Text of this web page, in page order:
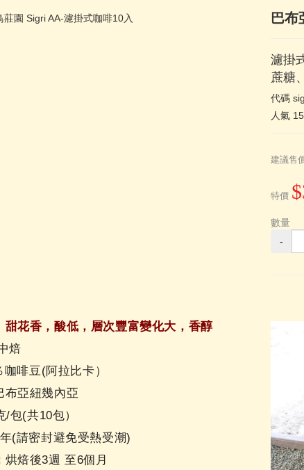
巴
濾掛
蔗糖
代碼
人氣
建議售
特價
數量
-
甜花香，酸低，層次豐富變化大，香醇
焙
咖啡豆(阿拉比卡）
布亞紐幾內亞
/包(共10包）
(請密封避免受熱受潮)
烘焙後3週 至6個月